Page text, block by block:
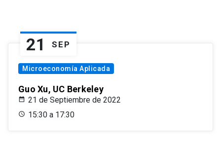
21 SEP
Microeconomía Aplicada
Guo Xu, UC Berkeley
21 de Septiembre de 2022
15:30 a 17:30